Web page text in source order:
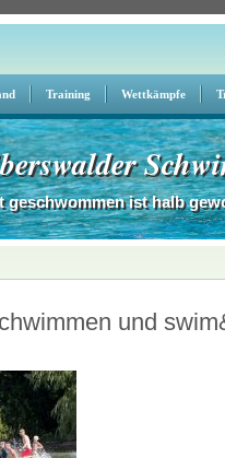
Training Wettkämpfe
geschwommen ist halb
und